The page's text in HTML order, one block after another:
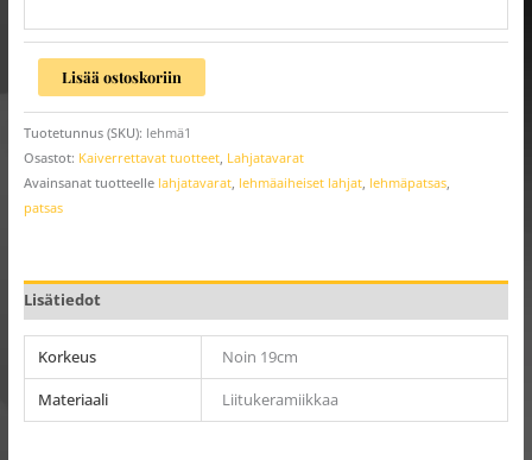
Lisää ostoskoriin
Tuotetunnus (SKU): lehmä1
Osastot: Kaiverrettavat tuotteet, Lahjatavarat
Avainsanat tuotteelle lahjatavarat, lehmäaiheiset lahjat, lehmäpatsas,
patsas
Lisätiedot
Korkeus
Noin 19cm
Materiaali
Liitukeramiikkaa